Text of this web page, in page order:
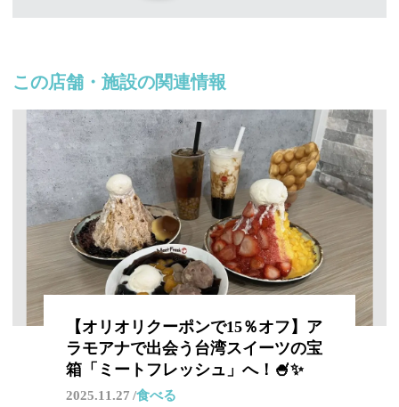
この店舗・施設の関連情報
【オリオリクーポンで15％オフ】ア
ラモアナで出会う台湾スイーツの宝
箱「ミートフレッシュ」へ！🍧✨
2025.11.27 食べる